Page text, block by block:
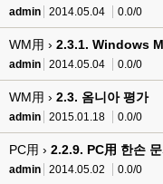
admin 2014.05.04 0.0/0
WM用 › 2.3.1. Windows
admin 2014.05.04 0.0/0
WM用 › 2.3. 옴니아 평가
admin 2015.01.18 0.0/0
PC用 › 2.2.9. PC用 한손
admin 2014.05.02 0.0/0